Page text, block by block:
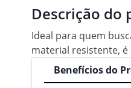
Descrição do
Ideal para quem
material resistente,
Benefícios do